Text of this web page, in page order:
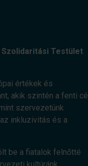
Szolidaritási Testület
értékek és
akik szintén a fenti cél
szervezetünk
inkluzivitás és a
be a fiatalok felnőtté